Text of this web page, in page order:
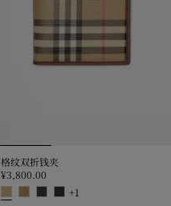
格纹双折钱夹
¥3,800.00
+1